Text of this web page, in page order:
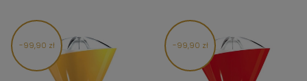
99,90 zł 99,90 zł